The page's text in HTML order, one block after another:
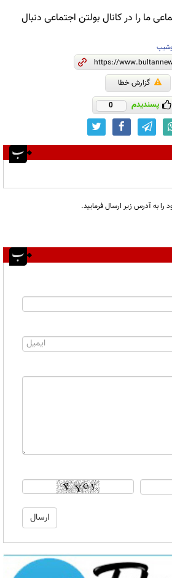
ما را در کانال بولتن اجتماعی دنبال
گزارش خطا
پسندیدم 0
را به آدرس زیر ارسال فرمایید.